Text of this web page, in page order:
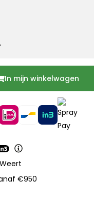
In mijn winkelwagen
€950